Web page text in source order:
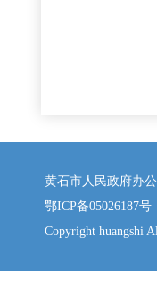
黄石市人民政府办
鄂ICP备05026187号
Copyright huangshi